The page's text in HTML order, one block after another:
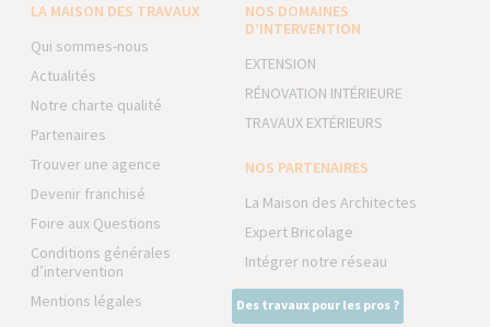
LA MAISON DES TRAVAUX
Qui sommes-nous
Actualités
Notre charte qualité
Partenaires
Trouver une agence
Devenir franchisé
Foire aux Questions
Conditions générales
d’intervention
Mentions légales
NOS DOMAINES
D’INTERVENTION
EXTENSION
RÉNOVATION INTÉRIEURE
TRAVAUX EXTÉRIEURS
NOS PARTENAIRES
La Maison des Architectes
Expert Bricolage
Intégrer notre réseau
Des travaux pour les pros ?